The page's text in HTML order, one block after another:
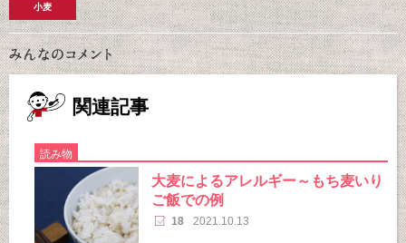
小麦
関連記事
読み物
大麦によるアレルギー～もち麦いり
ご飯での例
18 2021.10.13